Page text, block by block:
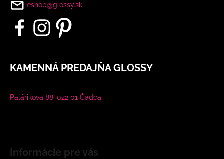
eshop@glossy.sk
KAMENNÁ PREDAJŇA GLOSSY
Palárikova 88, 022 01 Čadca
Informácie pre vás